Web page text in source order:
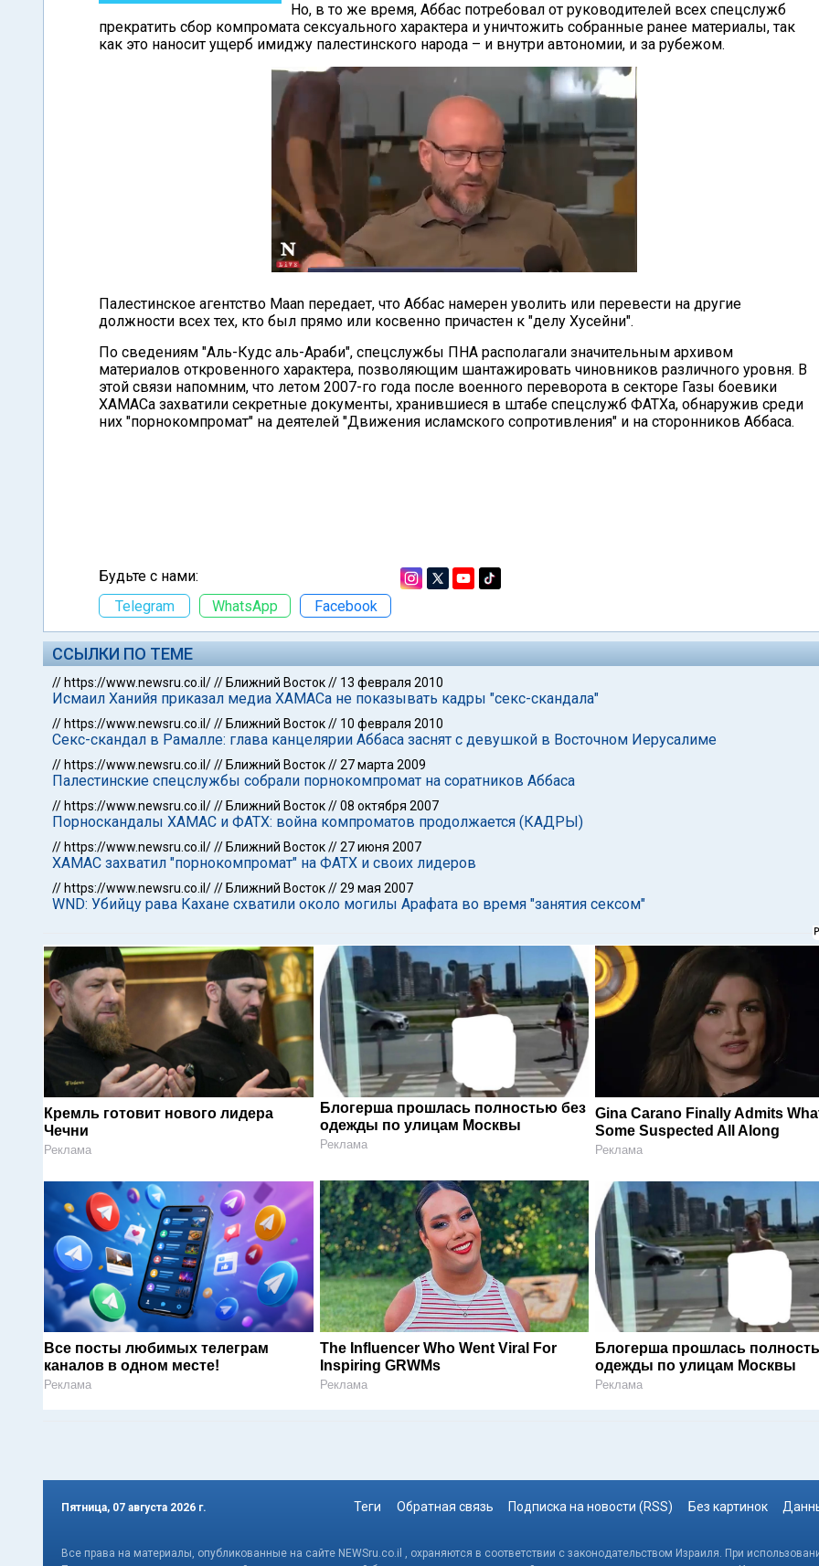
Но, в то же время, Аббас потребовал от руководителей всех спецслужб
прекратить сбор компромата сексуального характера и уничтожить собранные ранее материалы, так
как это наносит ущерб имиджу палестинского народа – и внутри автономии, и за рубежом.
Палестинское агентство Maan передает, что Аббас намерен уволить или перевести на другие
должности всех тех, кто был прямо или косвенно причастен к "делу Хусейни".
По сведениям "Аль-Кудс аль-Араби", спецслужбы ПНА располагали значительным архивом
материалов откровенного характера, позволяющим шантажировать чиновников различного уровня. В
этой связи напомним, что летом 2007-го года после военного переворота в секторе Газы боевики
ХАМАСа захватили секретные документы, хранившиеся в штабе спецслужб ФАТХа, обнаружив среди
них "порнокомпромат" на деятелей "Движения исламского сопротивления" и на сторонников Аббаса.
Будьте с нами:
Telegram
WhatsApp Facebook
ССЫЛКИ ПО ТЕМЕ
// https://www.newsru.co.il/// Ближний Восток// 13 февраля 2010
Исмаил Ханийя приказал медиа ХАМАСа не показывать кадры "секс-скандала"
// https://www.newsru.co.il/// Ближний Восток// 10 февраля 2010
Секс-скандал в Рамалле: глава канцелярии Аббаса заснят с девушкой в Восточном Иерусалиме
// https://www.newsru.co.il/// Ближний Восток//27 марта 2009
Палестинские спецслужбы собрали порнокомпромат на соратников Аббаса
// https://www.newsru.co.il/// Ближний Восток//08 октября 2007
Порноскандалы ХАМАС и ФАТХ: война компроматов продолжается (КАДРЫ)
// https://www.newsru.co.il/// Ближний Восток//27 июня 2007
ХАМАС захватил "порнокомпромат" на ФАТХ и своих лидеров
// https://www.newsru.co.il/// Ближний Восток//29 мая 2007
WND: Убийцу рава Кахане схватили около могилы Арафата во время "занятия сексом"
Кремль готовит нового лидера
Чечни
Реклама
Блогерша прошлась полностью без
одежды по улицам Москвы
Реклама
Gina Carano Finally Admits
Some Suspected All Along
Реклама
Все посты любимых телеграм
каналов в одном месте!
Реклама
The Influencer Who Went Viral For
Inspiring GRWMs
Реклама
Блогерша прошлась
одежды по улицам Москвы
Реклама
Пятница, 07 августа 2026 г. Теги Обратная связь Подписка на новости (RSS) Без картинок
Все права на материалы, опубликованные на сайте NEWSru.co.il , охраняются в соответствии с законодательством Израиля. При